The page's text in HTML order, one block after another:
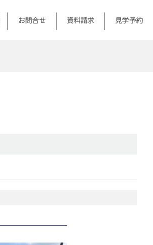
お問合せ 資料請求 見学予約